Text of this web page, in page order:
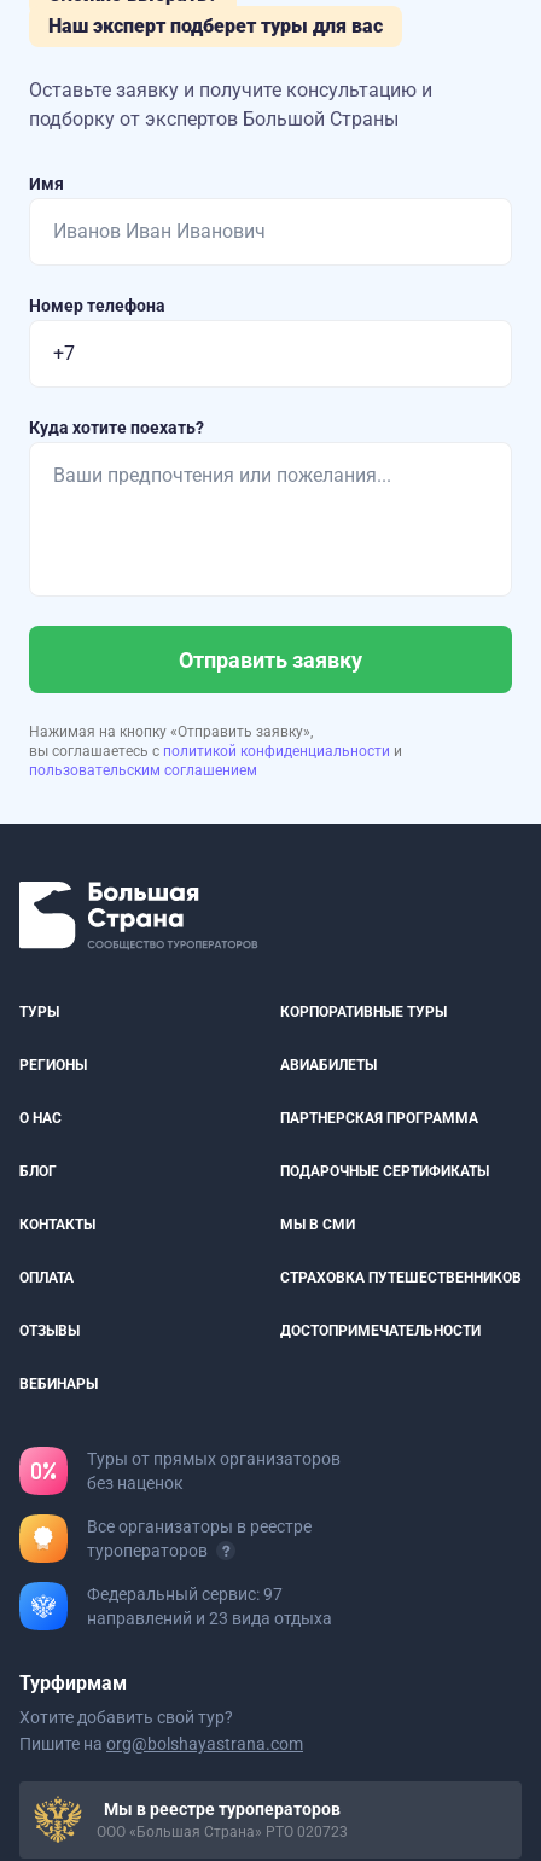
Наш эксперт подберет туры для вас
Оставьте заявку и получите консультацию и
подборку от экспертов Большой Страны
Имя
Номер телефона
Куда хотите поехать?
Отправить заявку
Нажимая на кнопку «Отправить заявку»,
вы соглашаетесь с политикой конфиденциальности и
пользовательским соглашением
ТУРЫ КОРПОРАТИВНЫЕ ТУРЫ
РЕГИОНЫ АВИАБИЛЕТЫ
О НАС ПАРТНЕРСКАЯ ПРОГРАММА
БЛОГ ПОДАРОЧНЫЕ СЕРТИФИКАТЫ
КОНТАКТЫ МЫ В СМИ
ОПЛАТА СТРАХОВКА ПУТЕШЕСТВЕННИКОВ
ОТЗЫВЫ ДОСТОПРИМЕЧАТЕЛЬНОСТИ
ВЕБИНАРЫ
Туры от прямых организаторов
без наценок
Все организаторы в реестре
туроператоров
Федеральный сервис: 97
направлений и 23 вида отдыха
Турфирмам
Хотите добавить свой тур?
Пишите на org@bolshayastrana.com
Мы в реестре туроператоров
ООО «Большая Страна» РТО 020723